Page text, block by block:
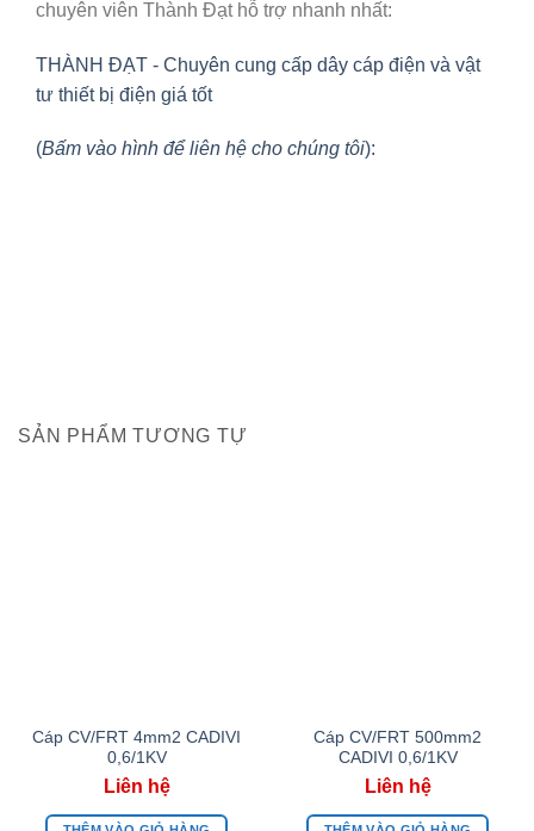
chuyên viên Thành Đạt hỗ trợ nhanh nhất:
THÀNH ĐẠT - Chuyên cung cấp dây cáp điện và vật
tư thiết bị điện giá tốt
(Bấm vào hình để liên hệ cho chúng tôi):
SẢN PHẨM TƯƠNG TỰ
Cáp CV/FRT 4mm2 CADIVI
0,6/1KV
Cáp CV/FRT 500mm2
CADIVI 0,6/1KV